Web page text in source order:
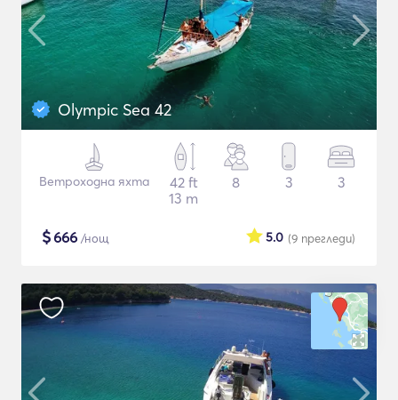
Olympic Sea 42
Ветроходна яхта
42 ft
13 m
8 3 3
$666 /нощ (9 прегледи)
5.0